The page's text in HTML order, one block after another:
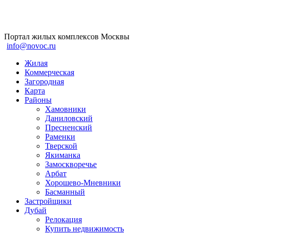
Портал жилых комплексов Москвы
info@novoc.ru
Жилая
Коммерческая
Загородная
Карта
Районы
Хамовники
Даниловский
Пресненский
Раменки
Тверской
Якиманка
Замоскворечье
Арбат
Хорошево-Мневники
Басманный
Застройщики
Дубай
Релокация
Купить недвижимость